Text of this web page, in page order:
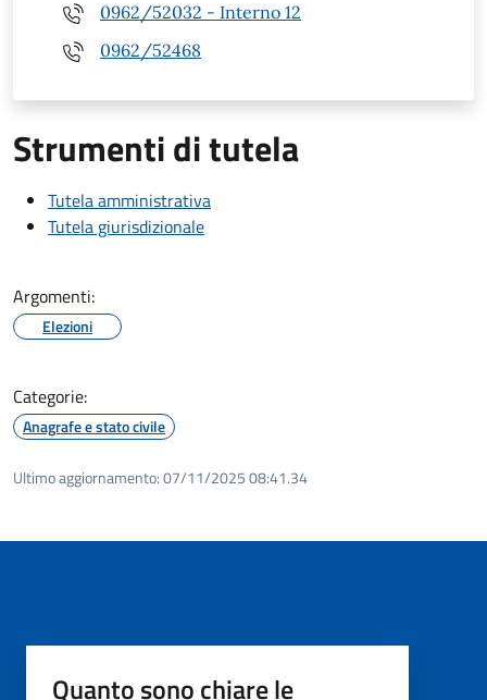
0962/52032 - Interno 12
0962/52468
Strumenti di tutela
Tutela amministrativa
Tutela giurisdizionale
Argomenti:
Elezioni
Categorie:
Anagrafe e stato civile
Ultimo aggiornamento:07/11/2025 08:41.34
Quanto sono chiare le